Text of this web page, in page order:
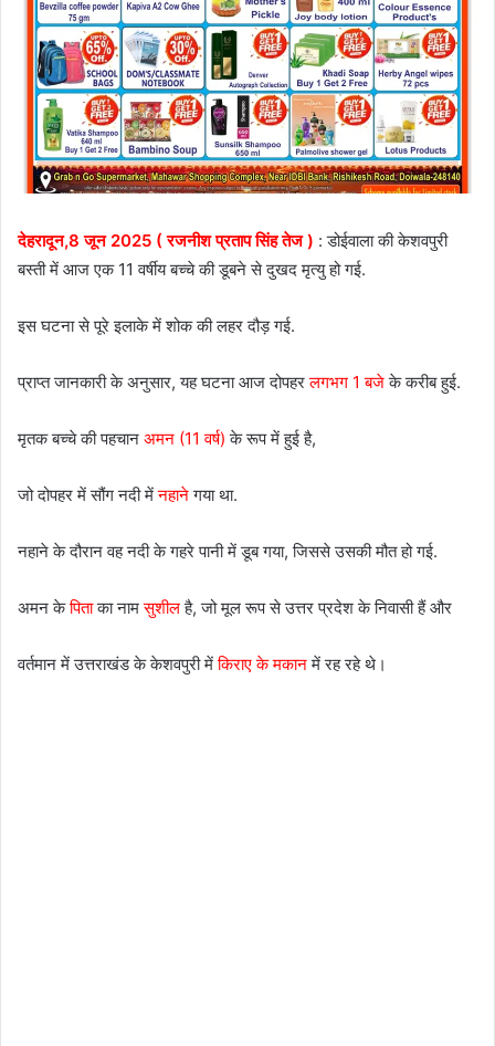
देहरादून,8 जून 2025 ( रजनीश प्रताप सिंह तेज ) : डोईवाला की केशवपुरी
बस्ती में आज एक 11 वर्षीय बच्चे की डूबने से दुखद मृत्यु हो गई.
इस घटना से पूरे इलाके में शोक की लहर दौड़ गई.
प्राप्त जानकारी के अनुसार, यह घटना आज दोपहरलगभग 1 बजेके करीब हुई.
मृतक बच्चे की पहचान अमन (11 वर्ष) के रूप में हुई है,
जो दोपहर में सौंग नदी मेंनहानेगया था.
नहाने के दौरान वह नदी के गहरे पानी में डूब गया, जिससे उसकी मौत हो गई.
अमन केपिताका नामसुशीलहै, जो मूल रूप से उत्तर प्रदेश के निवासी हैं और
वर्तमान में उत्तराखंड के केशवपुरी मेंकिराए के मकानमें रह रहे थे।